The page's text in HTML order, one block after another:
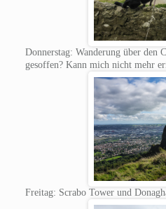
Donnerstag: Wanderung über den
gesoffen? Kann mich nicht mehr
Freitag: Scrabo Tower und